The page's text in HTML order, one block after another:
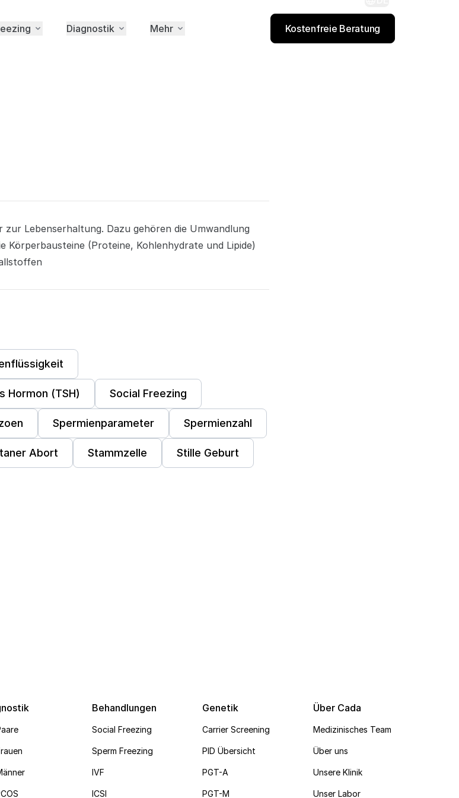
Diagnostik Mehr Kostenfreie Beratung
zur Lebenserhaltung. Dazu gehören die Umwandlung
Körperbausteine (Proteine, Kohlenhydrate und Lipide)
Hormon (TSH) Social Freezing
Spermienparameter Spermienzahl
Abort Stammzelle Stille Geburt
Behandlungen
Social Freezing
Sperm Freezing
IVF
ICSI
Genetik
Carrier Screening
PID Übersicht
PGT-A
PGT-M
Über Cada
Medizinisches Team
Über uns
Unsere Klinik
Unser Labor